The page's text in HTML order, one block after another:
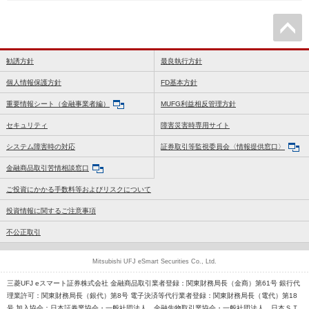
勧誘方針 最良執行方針
個人情報保護方針 FD基本方針
重要情報シート（金融事業者編） MUFG利益相反管理方針
セキュリティ 障害災害時専用サイト
システム障害時の対応 証券取引等監視委員会〈情報提供窓口〉
金融商品取引苦情相談窓口
ご投資にかかる手数料等およびリスクについて
投資情報に関するご注意事項
不公正取引
三菱UFJ eスマート証券株式会社 金融商品取引業者登録：関東財務局長（金商）第61号 銀行代
理業許可：関東財務局長（銀代）第8号 電子決済等代行業者登録：関東財務局長（電代）第18
Mitsubishi UFJ eSmart Securities Co., Ltd.